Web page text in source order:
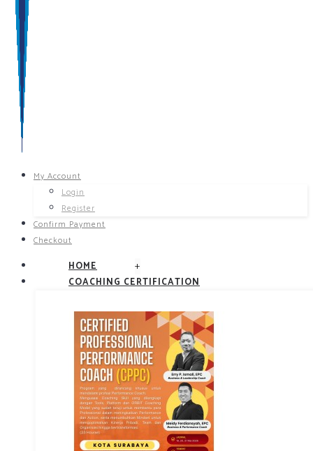
My Account
Login
Register
Confirm Payment
Checkout
HOME +
COACHING CERTIFICATION